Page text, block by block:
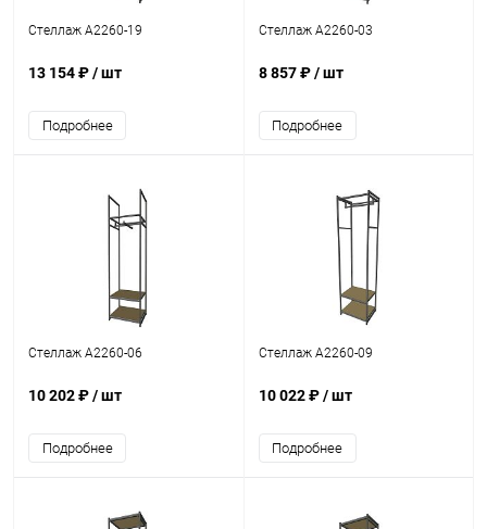
Стеллаж A2260-19
13 154 ₽/ шт
Подробнее
Стеллаж A2260-03
8 857 ₽/ шт
Подробнее
Стеллаж A2260-06
10 202 ₽/ шт
Подробнее
Стеллаж A2260-09
10 022 ₽/ шт
Подробнее